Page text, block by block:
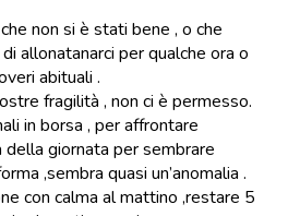
non si è stati bene , o che
allonatanarci per qualche ora o
abituali .
fragilità , non ci è permesso.
in borsa , per affrontare
giornata per sembrare
,sembra quasi un’anomalia .
con calma al mattino ,restare 5